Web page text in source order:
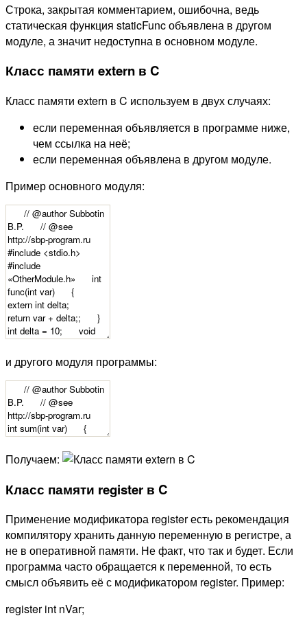
Строка, закрытая комментарием, ошибочна, ведь
статическая функция staticFunc объявлена в другом
модуле, а значит недоступна в основном модуле.
Класс памяти extern в C
Класс памяти extern в C используем в двух случаях:
если переменная объявляется в программе ниже,
чем ссылка на неё;
если переменная объявлена в другом модуле.
Пример основного модуля:
и другого модуля программы:
Получаем:
Класс памяти register в C
Применение модификатора register есть рекомендация
компилятору хранить данную переменную в регистре, а
не в оперативной памяти. Не факт, что так и будет. Если
программа часто обращается к переменной, то есть
смысл объявить её с модификатором register. Пример:
register int nVar;